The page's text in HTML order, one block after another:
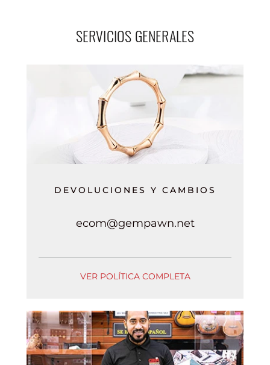
SERVICIOS GENERALES
DEVOLUCIONES Y CAMBIOS
ecom@gempawn.net
VER POLÍTICA COMPLETA